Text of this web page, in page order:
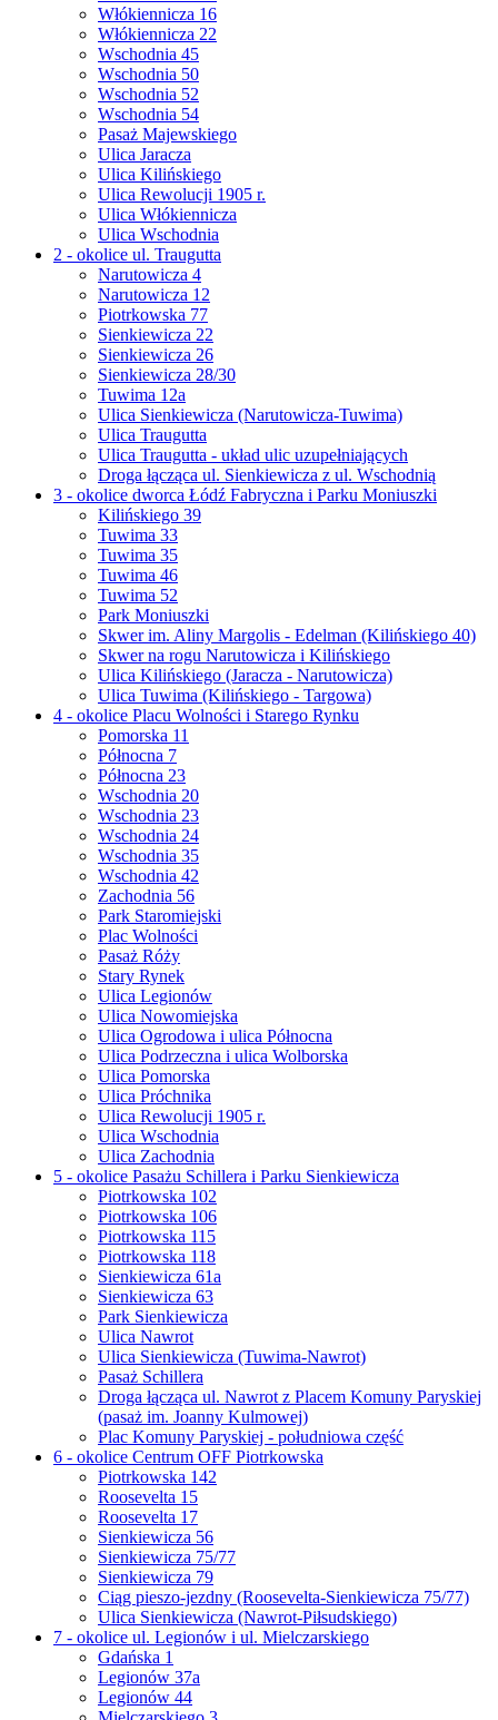
Włókiennicza 16
Włókiennicza 22
Wschodnia 45
Wschodnia 50
Wschodnia 52
Wschodnia 54
Pasaż Majewskiego
Ulica Jaracza
Ulica Kilińskiego
Ulica Rewolucji 1905 r.
Ulica Włókiennicza
Ulica Wschodnia
2 - okolice ul. Traugutta
Narutowicza 4
Narutowicza 12
Piotrkowska 77
Sienkiewicza 22
Sienkiewicza 26
Sienkiewicza 28/30
Tuwima 12a
Ulica Sienkiewicza (Narutowicza-Tuwima)
Ulica Traugutta
Ulica Traugutta - układ ulic uzupełniających
Droga łącząca ul. Sienkiewicza z ul. Wschodnią
3 - okolice dworca Łódź Fabryczna i Parku Moniuszki
Kilińskiego 39
Tuwima 33
Tuwima 35
Tuwima 46
Tuwima 52
Park Moniuszki
Skwer im. Aliny Margolis - Edelman (Kilińskiego 40)
Skwer na rogu Narutowicza i Kilińskiego
Ulica Kilińskiego (Jaracza - Narutowicza)
Ulica Tuwima (Kilińskiego - Targowa)
4 - okolice Placu Wolności i Starego Rynku
Pomorska 11
Północna 7
Północna 23
Wschodnia 20
Wschodnia 23
Wschodnia 24
Wschodnia 35
Wschodnia 42
Zachodnia 56
Park Staromiejski
Plac Wolności
Pasaż Róży
Stary Rynek
Ulica Legionów
Ulica Nowomiejska
Ulica Ogrodowa i ulica Północna
Ulica Podrzeczna i ulica Wolborska
Ulica Pomorska
Ulica Próchnika
Ulica Rewolucji 1905 r.
Ulica Wschodnia
Ulica Zachodnia
5 - okolice Pasażu Schillera i Parku Sienkiewicza
Piotrkowska 102
Piotrkowska 106
Piotrkowska 115
Piotrkowska 118
Sienkiewicza 61a
Sienkiewicza 63
Park Sienkiewicza
Ulica Nawrot
Ulica Sienkiewicza (Tuwima-Nawrot)
Pasaż Schillera
Droga łącząca ul. Nawrot z Placem Komuny Paryskiej
(pasaż im. Joanny Kulmowej)
Plac Komuny Paryskiej - południowa część
6 - okolice Centrum OFF Piotrkowska
Piotrkowska 142
Roosevelta 15
Roosevelta 17
Sienkiewicza 56
Sienkiewicza 75/77
Sienkiewicza 79
Ciąg pieszo-jezdny (Roosevelta-Sienkiewicza 75/77)
Ulica Sienkiewicza (Nawrot-Piłsudskiego)
7 - okolice ul. Legionów i ul. Mielczarskiego
Gdańska 1
Legionów 37a
Legionów 44